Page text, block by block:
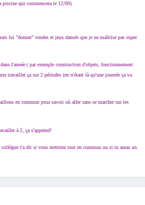
qui commencera le 12/09)
lui "donner" rondes et jeux dansés que je ne maîtrise pas super
l'année ( par exemple construction d'objets, fonctionnement
travailler ça sur 2 périodes (en n'étant là qu'une journée ça va
en commun pour savoir où aller sans se marcher sur les
à 2, ça s'apprend!
collègue t'a dit si vous mettriez tout en commun ou si tu auras un